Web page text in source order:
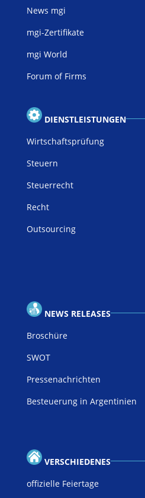
News mgi
mgi-Zertifikate
mgi World
Forum of Firms
DIENSTLEISTUNGEN
Wirtschaftsprüfung
Steuern
Steuerrecht
Recht
Outsourcing
NEWS RELEASES
Broschüre
SWOT
Pressenachrichten
Besteuerung in Argentinien
VERSCHIEDENES
offizielle Feiertage